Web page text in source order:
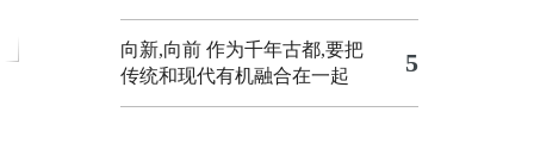
向新,向前 作为千年古都,要把
传统和现代有机融合在一起
5